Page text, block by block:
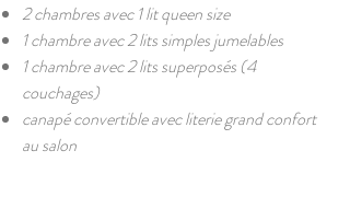
2 chambres avec 1 lit queen size
1 chambre avec 2 lits simples jumelables
1 chambre avec 2 lits superposés (4
couchages)
canapé convertible avec literie grand confort
au salon